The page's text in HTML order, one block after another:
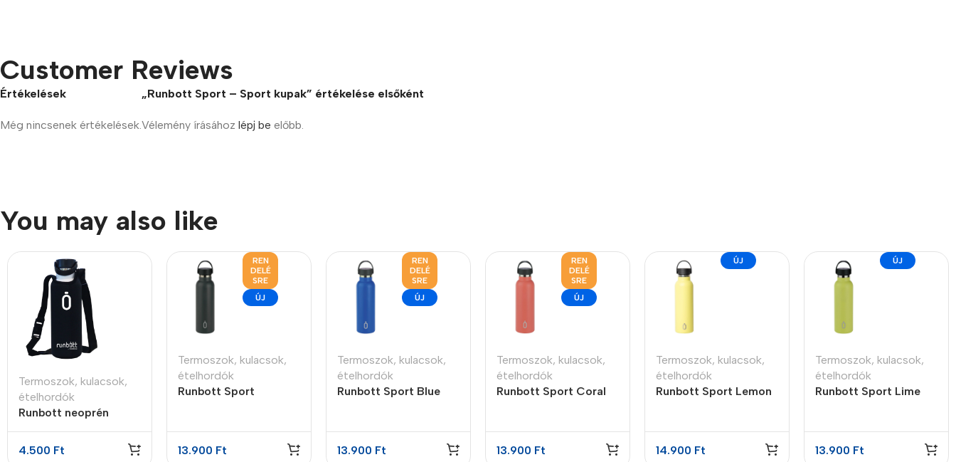
Customer Reviews
Értékelések
Még nincsenek értékelések.
„Runbott Sport – Sport kupak” értékelése elsőként
Vélemény írásához lépj be előbb.
You may also like
Termoszok, kulacsok,
ételhordók
Runbott neoprén
pánttal
4.500 Ft
REN
DELÉ
SRE
ÚJ
Termoszok, kulacsok,
ételhordók
Runbott Sport
13.900 Ft
REN
DELÉ
SRE
ÚJ
Termoszok, kulacsok,
ételhordók
Runbott Sport Blue
13.900 Ft
REN
DELÉ
SRE
ÚJ
Termoszok, kulacsok,
ételhordók
Runbott Sport Coral
13.900 Ft
ÚJ
Termoszok, kulacsok,
ételhordók
Runbott Sport Lemon
14.900 Ft
ÚJ
Termoszok, kulacsok,
ételhordók
Runbott Sport Lime
13.900 Ft